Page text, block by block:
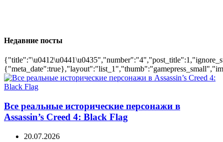
Недавние посты
Все реальные исторические персонажи в
Assassin’s Creed 4: Black Flag
20.07.2026